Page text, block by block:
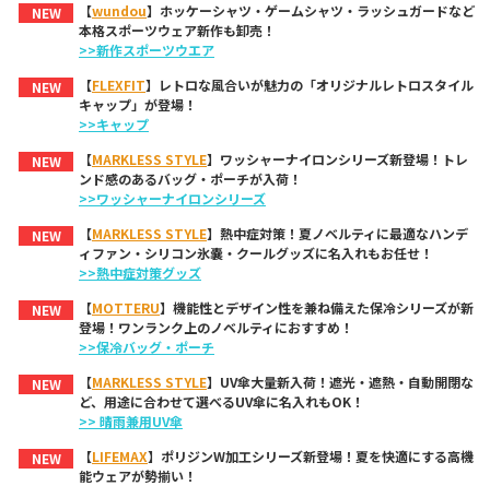
NEW
【wundou】ホッケーシャツ・ゲームシャツ・ラッシュガードなど
本格スポーツウェア新作も卸売！
>>新作スポーツウエア
NEW
【FLEXFIT】レトロな風合いが魅力の「オリジナルレトロスタイル
キャップ」が登場！
>>キャップ
NEW
【MARKLESS STYLE】ワッシャーナイロンシリーズ新登場！トレ
ンド感のあるバッグ・ポーチが入荷！
>>ワッシャーナイロンシリーズ
NEW
【MARKLESS STYLE】熱中症対策！夏ノベルティに最適なハンデ
ィファン・シリコン氷嚢・クールグッズに名入れもお任せ！
>>熱中症対策グッズ
NEW
【MOTTERU】機能性とデザイン性を兼ね備えた保冷シリーズが新
登場！ワンランク上のノベルティにおすすめ！
>>保冷バッグ・ポーチ
NEW
【MARKLESS STYLE】UV傘大量新入荷！遮光・遮熱・自動開閉な
ど、用途に合わせて選べるUV傘に名入れもOK！
>> 晴雨兼用UV傘
NEW
【LIFEMAX】ポリジンW加工シリーズ新登場！夏を快適にする高機
能ウェアが勢揃い！